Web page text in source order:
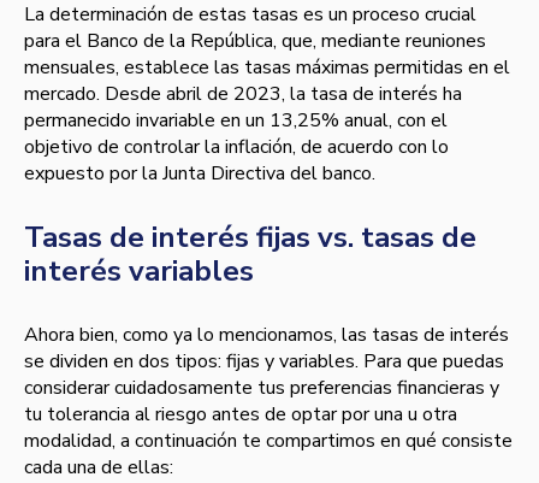
La determinación de estas tasas es un proceso crucial
para el Banco de la República, que, mediante reuniones
mensuales, establece las tasas máximas permitidas en el
mercado. Desde abril de 2023, la tasa de interés ha
permanecido invariable en un 13,25% anual, con el
objetivo de controlar la inflación, de acuerdo con lo
expuesto por la Junta Directiva del banco.
Tasas de interés fijas vs. tasas de
interés variables
Ahora bien, como ya lo mencionamos, las tasas de interés
se dividen en dos tipos: fijas y variables. Para que puedas
considerar cuidadosamente tus preferencias financieras y
tu tolerancia al riesgo antes de optar por una u otra
modalidad, a continuación te compartimos en qué consiste
cada una de ellas: